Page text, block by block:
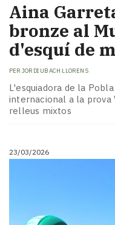
Aina
bronze al
d'esquí de
PER JORDI UBACH LLORENS
L'esquiadora de la
internacional a la
relleus mixtos
23/03/2026